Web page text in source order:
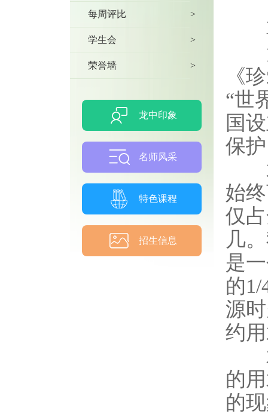
每周评比 >
学生会 >
荣誉墙 >
龙中印象
名师风采
特色课程
招生信息
尊
大
《
“世
国
保
水
始
仅
几
是
的
源
约
水
的
的